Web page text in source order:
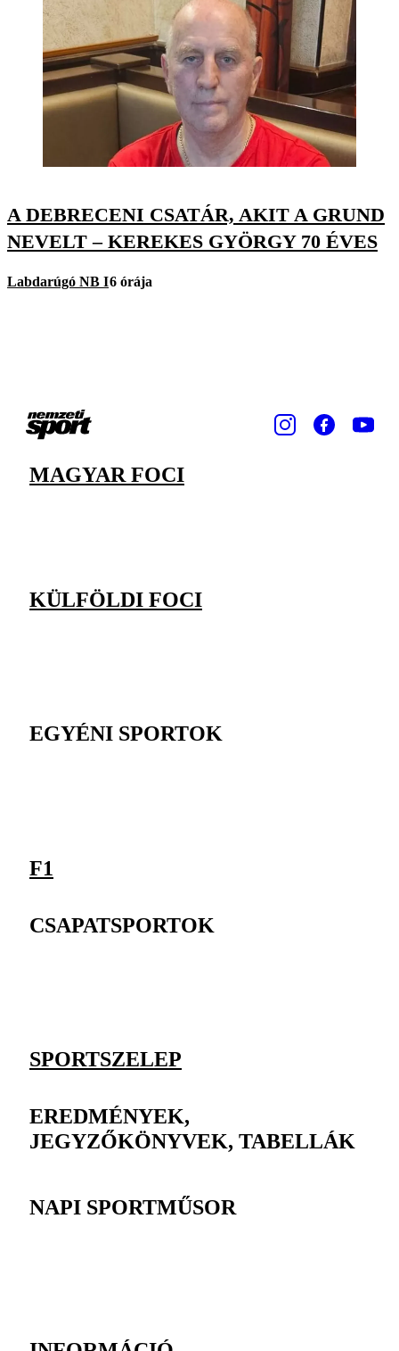
A DEBRECENI CSATÁR, AKIT A GRUND
NEVELT – KEREKES GYÖRGY 70 ÉVES
Labdarúgó NB I6 órája
MAGYAR FOCI
KÜLFÖLDI FOCI
EGYÉNI SPORTOK
F1
CSAPATSPORTOK
SPORTSZELEP
EREDMÉNYEK,
JEGYZŐKÖNYVEK, TABELLÁK
NAPI SPORTMŰSOR